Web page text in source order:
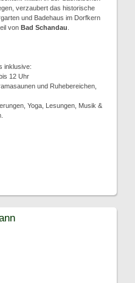
verzaubert das historische
und Badehaus im Dorfkern
von Bad Schandau
inklusive:
12 Uhr
und Ruhebereichen,
Yoga, Lesungen, Musik &